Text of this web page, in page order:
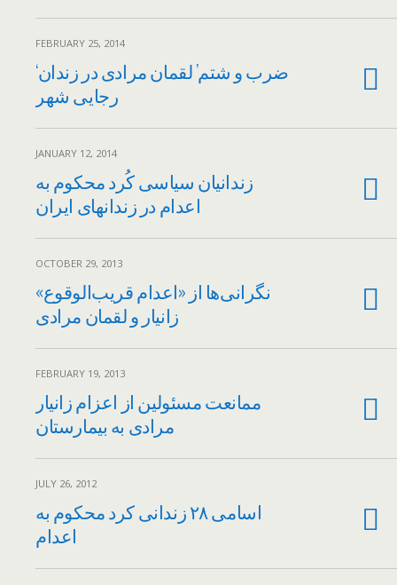
FEBRUARY 25, 2014
‘ضرب و شتم’ لقمان مرادی در زندان
رجایی شهر
JANUARY 12, 2014
زندانیان سیاسی کُرد محکوم به
اعدام در زندانهای ایران
OCTOBER 29, 2013
نگرانی‌ها از «اعدام قریب‌الوقوع»
زانیار و لقمان مرادی
FEBRUARY 19, 2013
ممانعت مسئولین از اعزام زانیار
مرادی به بیمارستان
JULY 26, 2012
اسامی ۲۸ زندانی کرد محکوم به
اعدام